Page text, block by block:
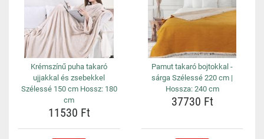
Krémszínű puha takaró
ujjakkal és zsebekkel
Szélessé 150 cm Hossz: 180
cm
11530 Ft
Pamut takaró bojtokkal -
sárga Szélessé 220 cm |
Hossza: 240 cm
37730 Ft